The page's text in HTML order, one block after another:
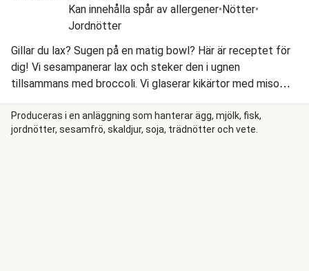
Kan innehålla spår av allergener•Nötter•
Jordnötter
Gillar du lax? Sugen på en matig bowl? Här är receptet för
dig! Vi sesampanerar lax och steker den i ugnen
tillsammans med broccoli. Vi glaserar kikärtor med miso
och honung, och så slänger ihop en snabb kålsallad med
tomat och honungs- och ingefärsdressing. Lättlagat,
vackert och smakrikt!
Produceras i en anläggning som hanterar ägg, mjölk, fisk,
jordnötter, sesamfrö, skaldjur, soja, trädnötter och vete.